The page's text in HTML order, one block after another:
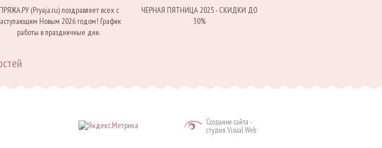
ПРЯЖА.РУ (Pryaja.ru) поздравляет всех с
Новым 2026 годом! График
работы в праздничные дни.
ЧЕРНАЯ ПЯТНИЦА 2025 - СКИДКИ ДО
30%
Создание сайта -
студия Visual Web